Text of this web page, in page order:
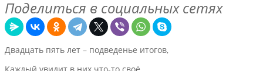
Поделиться в социальных сетях
Двадцать пять лет – подведенье итогов,